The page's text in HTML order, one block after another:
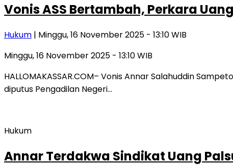
Vonis ASS Bertambah, Perkara
Hukum | Minggu, 16 November 2025 - 13:10 WIB
Minggu, 16 November 2025 - 13:10 WIB
HALLOMAKASSAR.COM– Vonis Annar Salahuddin
diputus Pengadilan Negeri…
Hukum
Annar Terdakwa Sindikat Uang